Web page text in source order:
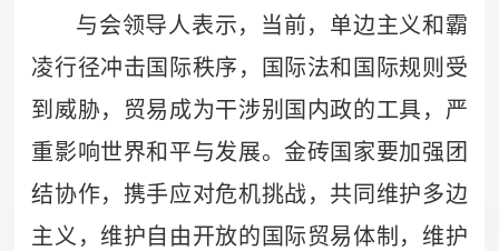
与会领导人表示，当前，单边主义和霸
凌行径冲击国际秩序，国际法和国际规则受
到威胁，贸易成为干涉别国内政的工具，严
重影响世界和平与发展。金砖国家要加强团
结协作，携手应对危机挑战，共同维护多边
主义，维护自由开放的国际贸易体制，维护